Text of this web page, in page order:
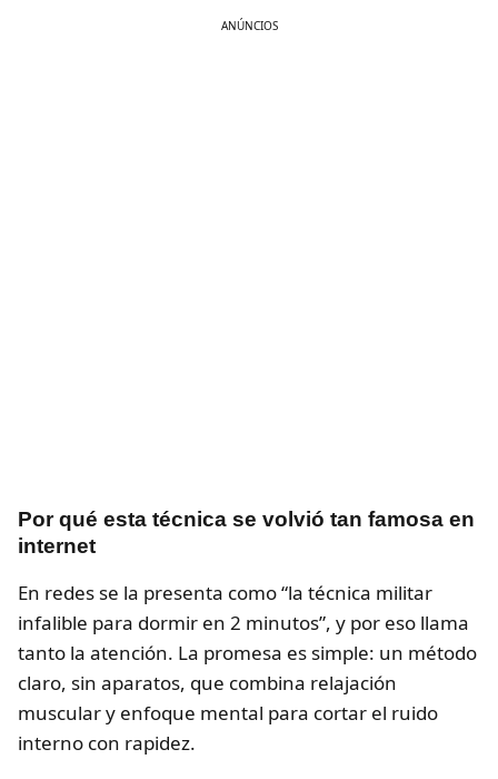
ANÚNCIOS
Por qué esta técnica se volvió tan famosa en
internet
En redes se la presenta como “la técnica militar
infalible para dormir en 2 minutos”, y por eso llama
tanto la atención. La promesa es simple: un método
claro, sin aparatos, que combina relajación
muscular y enfoque mental para cortar el ruido
interno con rapidez.